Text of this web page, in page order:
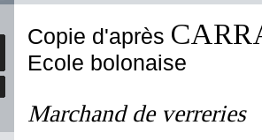
Copie d'après
Ecole bolonaise
Marchand de verreries